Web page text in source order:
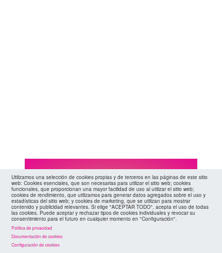
agenda
Utilizamos una selección de cookies propias y de terceros en las páginas de este sitio
web: Cookies esenciales, que son necesarias para utilizar el sitio web; cookies
funcionales, que proporcionan una mayor facilidad de uso al utilizar el sitio web;
cookies de rendimiento, que utilizamos para generar datos agregados sobre el uso y
estadísticas del sitio web; y cookies de marketing, que se utilizan para mostrar
contenido y publicidad relevantes. Si elige "ACEPTAR TODO", acepta el uso de todas
las cookies. Puede aceptar y rechazar tipos de cookies individuales y revocar su
consentimiento para el futuro en cualquier momento en "Configuración".
Política de privacidad
Documentación de cookies
Configuración de cookies